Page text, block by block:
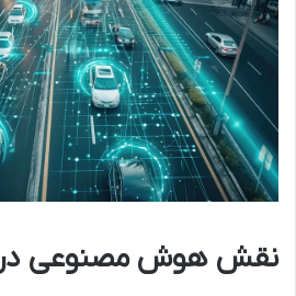
نقش هوش مصنوعی